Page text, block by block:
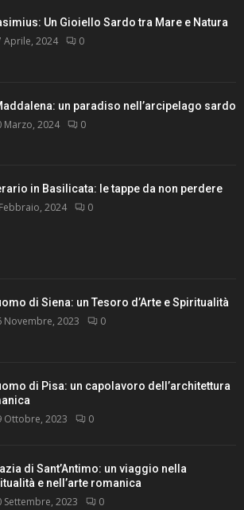
Un Gioiello Sardo tra Mare e Natura
Aprile, 2024 0
un paradiso nell’arcipelago sardo
Marzo, 2024 0
in Basilicata: le tappe da non perdere
2024 0
di Siena: un Tesoro d’Arte e Spiritualità
Novembre, 2023 0
di Pisa: un capolavoro dell’architettura
Ottobre, 2023 0
di Sant’Antimo: un viaggio nella
e nell’arte romanica
Settembre, 2023 0